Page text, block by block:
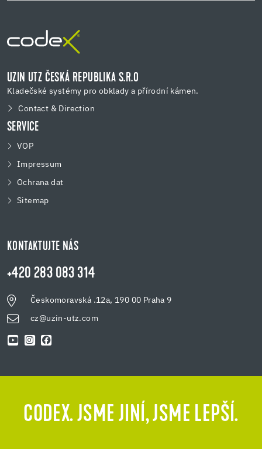
UZIN UTZ ČESKÁ REPUBLIKA S.R.O
Kladečské systémy pro obklady a přírodní kámen.
Contact & Direction
SERVICE
VOP
Impressum
Ochrana dat
Sitemap
KONTAKTUJTE NÁS
+420 283 083 314
Českomoravská .12a, 190 00 Praha 9
cz@uzin-utz.com
CODEX. JSME JINÍ, JSME LEPŠÍ.